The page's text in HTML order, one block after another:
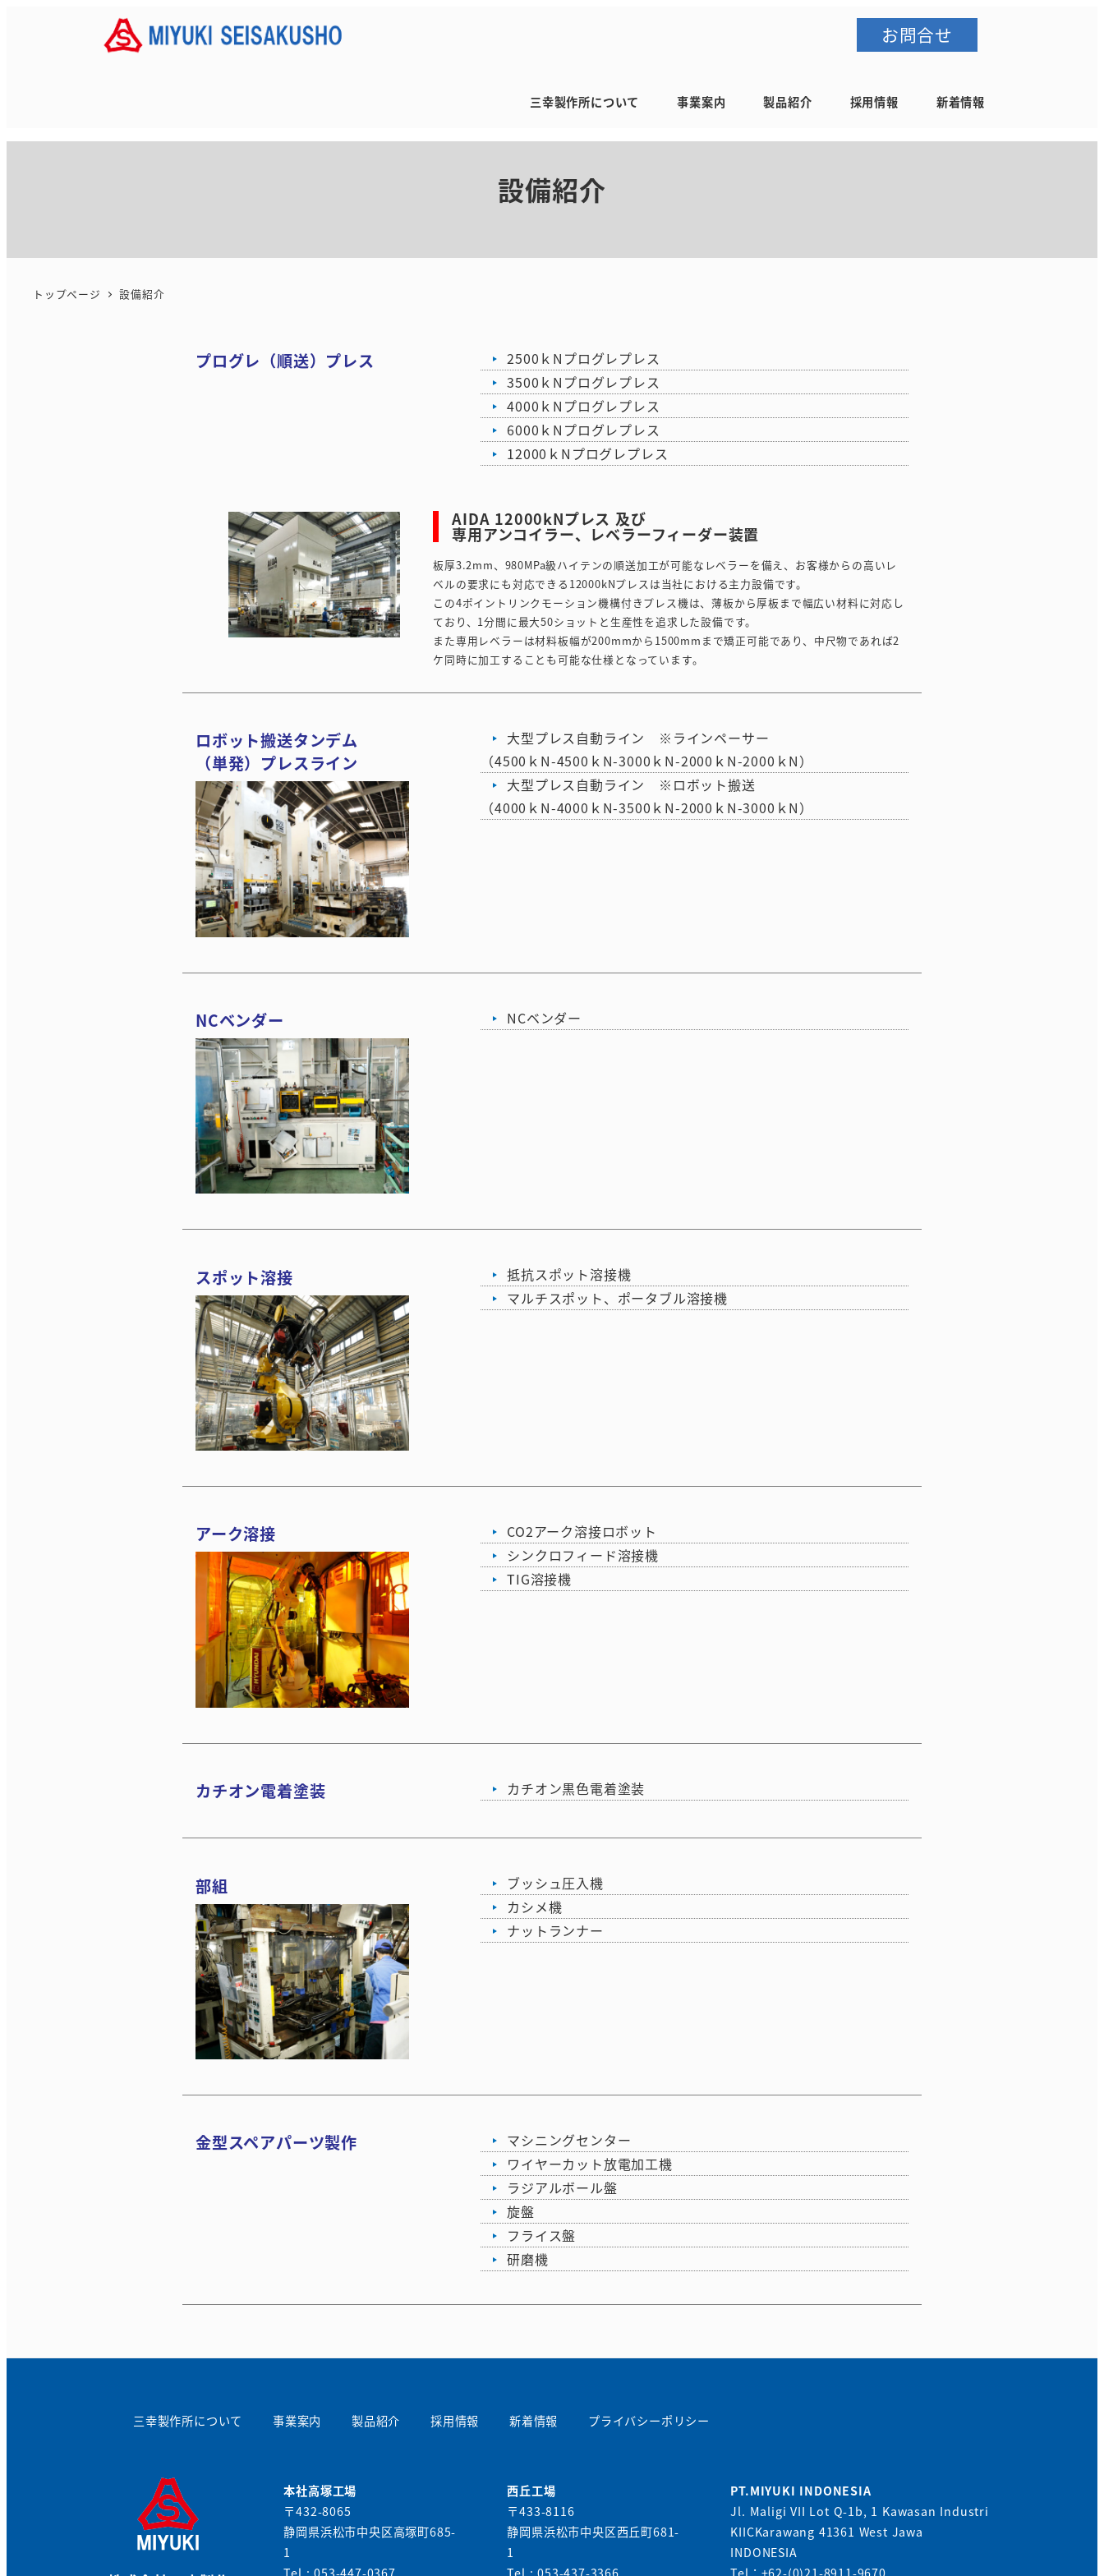
お問合せ
三幸製作所について 事業案内 製品紹介 採用情報 新着情報
設備紹介
トップページ 設備紹介
プログレ（順送）プレス
2500ｋNプログレプレス
3500ｋNプログレプレス
4000ｋNプログレプレス
6000ｋNプログレプレス
12000ｋNプログレプレス
AIDA 12000kNプレス 及び
専用アンコイラー、レベラーフィーダー装置
板厚3.2mm、980MPa級ハイテンの順送加工が可能なレベラーを備え、お客様からの高いレ
ベルの要求にも対応できる12000kNプレスは当社における主力設備です。
この4ポイントリンクモーション機構付きプレス機は、薄板から厚板まで幅広い材料に対応し
ており、1分間に最大50ショットと生産性を追求した設備です。
また専用レベラーは材料板幅が200mmから1500mmまで矯正可能であり、中尺物であれば2
ケ同時に加工することも可能な仕様となっています。
ロボット搬送タンデム
（単発）プレスライン
大型プレス自動ライン ※ラインペーサー
（4500ｋN-4500ｋN-3000ｋN-2000ｋN-2000ｋN）
大型プレス自動ライン ※ロボット搬送
（4000ｋN-4000ｋN-3500ｋN-2000ｋN-3000ｋN）
NCベンダー NCベンダー
スポット溶接
抵抗スポット溶接機
マルチスポット、ポータブル溶接機
アーク溶接
CO2アーク溶接ロボット
シンクロフィード溶接機
TIG溶接機
カチオン電着塗装 カチオン黒色電着塗装
部組
ブッシュ圧入機
カシメ機
ナットランナー
金型スペアパーツ製作
マシニングセンター
ワイヤーカット放電加工機
ラジアルボール盤
旋盤
フライス盤
研磨機
三幸製作所について 事業案内 製品紹介 採用情報 新着情報 プライバシーポリシー
本社高塚工場
〒432-8065
静岡県浜松市中央区高塚町685-
1
西丘工場
〒433-8116
静岡県浜松市中央区西丘町681-
1
PT.MIYUKI INDONESIA
Jl. Maligi VII Lot Q-1b, 1 Kawasan Industri
KIICKarawang 41361 West Jawa
INDONESIA